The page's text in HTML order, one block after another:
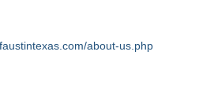
about-us.php